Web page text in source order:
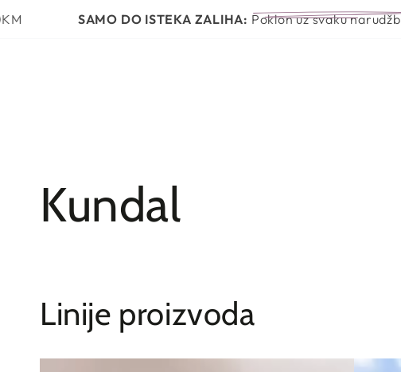
SADRŽAJDO ISTEKA ZALIHA: Poklon uz svaku narudžbu iznad
NOVO BRENDOVI
Kolekcija:
Kundal
Linije proizvoda